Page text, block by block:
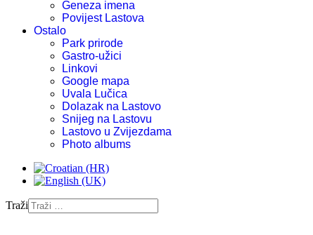
Geneza imena
Povijest Lastova
Ostalo
Park prirode
Gastro-užici
Linkovi
Google mapa
Uvala Lučica
Dolazak na Lastovo
Snijeg na Lastovu
Lastovo u Zvijezdama
Photo albums
Traži